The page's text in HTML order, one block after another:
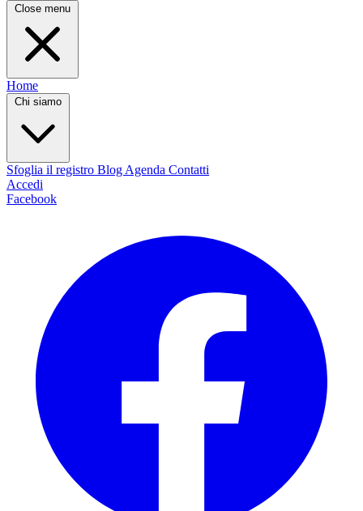
Close menu
Home
Chi siamo
Sfoglia il registro Blog Agenda Contatti
Accedi
Facebook